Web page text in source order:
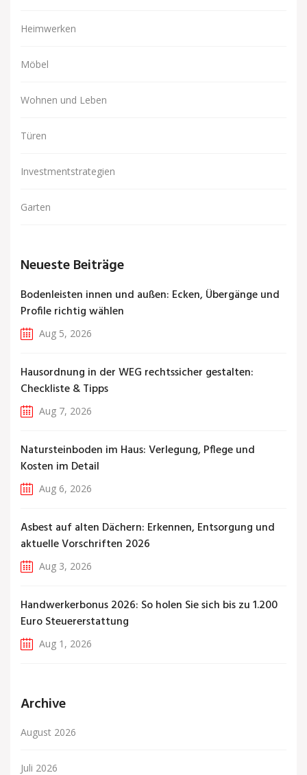
Heimwerken
Möbel
Wohnen und Leben
Türen
Investmentstrategien
Garten
Neueste Beiträge
Bodenleisten innen und außen: Ecken, Übergänge und
Profile richtig wählen
Aug 5, 2026
Hausordnung in der WEG rechtssicher gestalten:
Checkliste & Tipps
Aug 7, 2026
Natursteinboden im Haus: Verlegung, Pflege und
Kosten im Detail
Aug 6, 2026
Asbest auf alten Dächern: Erkennen, Entsorgung und
aktuelle Vorschriften 2026
Aug 3, 2026
Handwerkerbonus 2026: So holen Sie sich bis zu 1.200
Euro Steuererstattung
Aug 1, 2026
Archive
August 2026
Juli 2026